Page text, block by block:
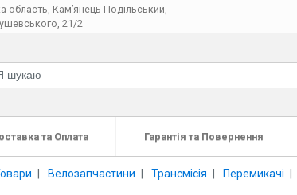
область Кам’янець-Подільський
21/2
та Оплата Гарантія та Повернення
Велозапчастини Трансмісія Перемикачі